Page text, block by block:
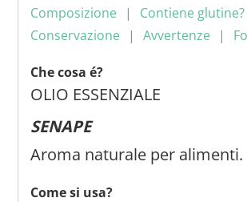
Composizione
Contiene glutine?
Conservazione
Avvertenze
Che cosa é?
OLIO ESSENZIALE
SENAPE
Aroma naturale per alimenti.
Come si usa?